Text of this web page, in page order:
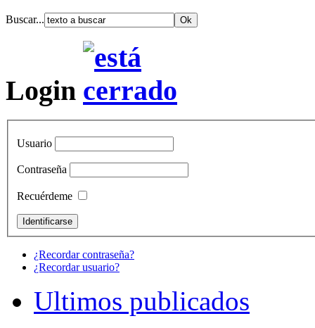
Buscar...
Login
Usuario
Contraseña
Recuérdeme
¿Recordar contraseña?
¿Recordar usuario?
Ultimos publicados